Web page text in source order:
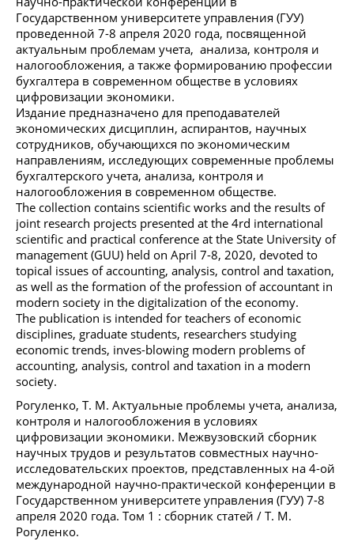
Государственном университете управления (ГУУ)
проведенной 7-8 апреля 2020 года, посвященной
актуальным проблемам учета, анализа, контроля и
налогообложения, а также формированию профессии
бухгалтера в современном обществе в условиях
цифровизации экономики.
Издание предназначено для преподавателей
экономических дисциплин, аспирантов, научных
сотрудников, обучающихся по экономическим
направлениям, исследующих современные проблемы
бухгалтерского учета, анализа, контроля и
налогообложения в современном обществе.
The collection contains scientific works and the results of
joint research projects presented at the 4rd international
scientific and practical conference at the State University of
management (GUU) held on April 7-8, 2020, devoted to
topical issues of accounting, analysis, control and taxation,
as well as the formation of the profession of accountant in
modern society in the digitalization of the economy.
The publication is intended for teachers of economic
disciplines, graduate students, researchers studying
economic trends, inves-blowing modern problems of
accounting, analysis, control and taxation in a modern
society.
Рогуленко, Т. М. Актуальные проблемы учета, анализа,
контроля и налогообложения в условиях
цифровизации экономики. Межвузовский сборник
научных трудов и результатов совместных научно-
исследовательских проектов, представленных на 4-ой
международной научно-практической конференции в
Государственном университете управления (ГУУ) 7-8
апреля 2020 года. Том 1 : сборник статей / Т. М.
Рогуленко.